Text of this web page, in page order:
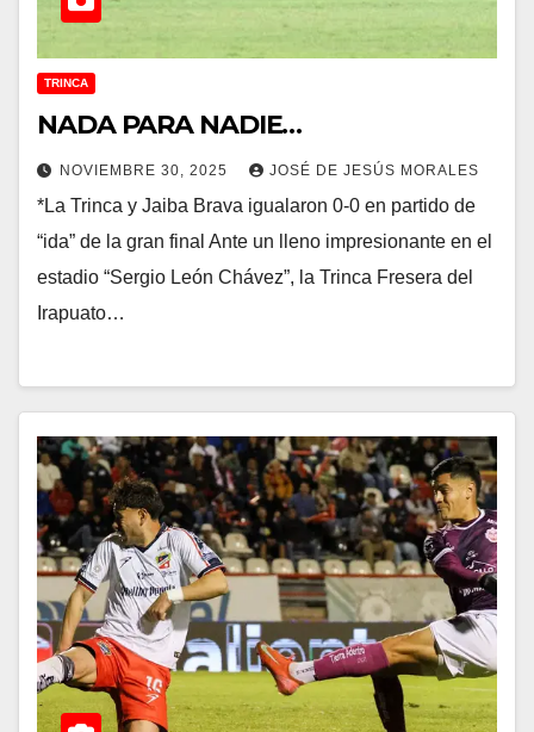
TRINCA
NADA PARA NADIE…
NOVIEMBRE 30, 2025 JOSÉ DE JESÚS MORALES
*La Trinca y Jaiba Brava igualaron 0-0 en partido de
“ida” de la gran final Ante un lleno impresionante en el
estadio “Sergio León Chávez”, la Trinca Fresera del
Irapuato…